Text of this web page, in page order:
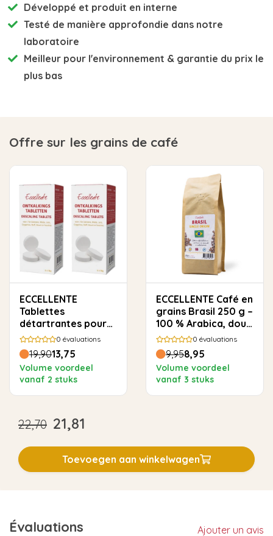
Développé et produit en interne
Testé de manière approfondie dans notre
laboratoire
Meilleur pour l'environnement & garantie du prix le
plus bas
Offre sur les grains de café
ECCELLENTE
Tablettes
détartrantes pour
Siemens -
12x18gram
0 évaluations
19,9013,75
Volume voordeel
vanaf 2 stuks
ECCELLENTE Café en
grains Brasil 250 g –
100 % Arabica, doux
et rond 0 évaluations
9,958,95
Volume voordeel
vanaf 3 stuks
22,70 21,81
Toevoegen aan winkelwagen
Évaluations Ajouter un avis